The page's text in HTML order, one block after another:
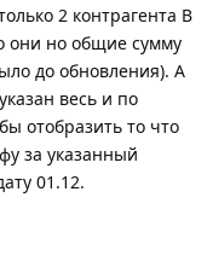
2 контрагента В
они но общие сумму
до обновления). А
весь и по
отобразить то что
за указанный
01.12.